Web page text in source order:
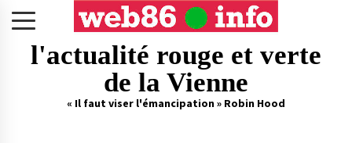
l'actualité rouge et verte
de la Vienne
« Il faut viser l'émancipation » Robin Hood